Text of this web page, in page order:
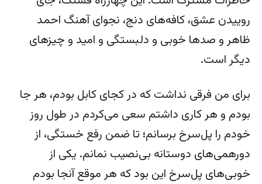
روییدن عشق، کافه‌های دنج، نجوای آهنگ احمد
ظاهر و صدها خوبی و دلبستگی و امید و چیزهای
دیگر است.
برای من فرقی نداشت که در کجای کابل بودم، هر جا
بودم و هر کاری داشتم سعی می‌کردم در طول روز
خودم را پل‌سرخ برسانم؛ تا ضمن رفع خستگی، از
دورهمی‌های دوستانه بی‌نصیب نمانم. یکی از
خوبی‌های پل‌سرخ این بود که هر موقع آنجا بودم